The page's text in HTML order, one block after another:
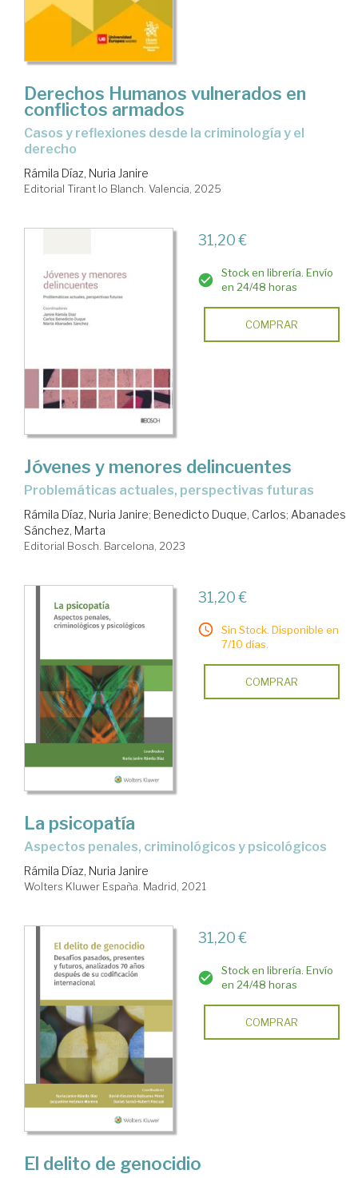
Derechos Humanos vulnerados en
conflictos armados
Casos y reflexiones desde la criminología y el
derecho
Rámila Díaz, Nuria Janire
Editorial Tirant lo Blanch. Valencia, 2025
31,20 €
Stock en librería. Envío
en 24/48 horas
COMPRAR
Jóvenes y menores delincuentes
problemáticas actuales, perspectivas futuras
Rámila Díaz, Nuria Janire; Benedicto Duque, Carlos; Abanades
Sánchez, Marta
Editorial Bosch. Barcelona, 2023
31,20 €
Sin Stock. Disponible en
7/10 días.
COMPRAR
La psicopatía
aspectos penales, criminológicos y psicológicos
Rámila Díaz, Nuria Janire
Wolters Kluwer España. Madrid, 2021
31,20 €
Stock en librería. Envío
en 24/48 horas
COMPRAR
El delito de genocidio